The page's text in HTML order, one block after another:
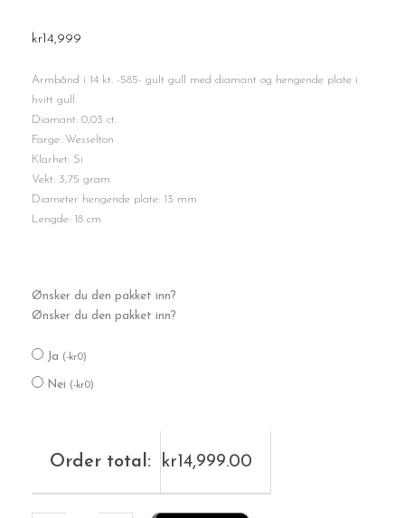
kr 14,999
Armbånd i 14 kt. -585- gult gull med diamant og hengende plate i
hvitt gull.
Diamant: 0,03 ct.
Farge: Wesselton
Klarhet: Si
Vekt: 3,75 gram
Diameter hengende plate: 13 mm
Lengde: 18 cm
Ønsker du den pakket inn?
Ønsker du den pakket inn?
Ja (-kr0)
Nei (-kr0)
Order total: kr14,999.00
antall